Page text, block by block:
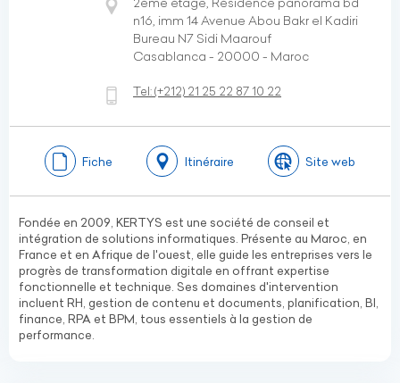
n16, imm 14 Avenue Abou Bakr el Kadiri
Bureau N7 Sidi Maarouf
Casablanca - 20000 - Maroc
Tel:(+212) 21 25 22 87 10 22
Fiche Itinéraire Site web
Fondée en 2009, KERTYS est une société de conseil et
intégration de solutions informatiques. Présente au Maroc, en
France et en Afrique de l'ouest, elle guide les entreprises vers le
progrès de transformation digitale en offrant expertise
fonctionnelle et technique. Ses domaines d'intervention
incluent RH, gestion de contenu et documents, planification, BI,
finance, RPA et BPM, tous essentiels à la gestion de
performance.